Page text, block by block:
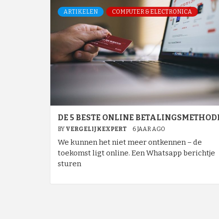
ARTIKELEN COMPUTER & ELECTRONICA
DE 5 BESTE ONLINE
BY VERGELIJKEXPERT 6 JAAR AGO
We kunnen het niet meer ontkennen – de
toekomst ligt online. Een Whatsapp berichtje
sturen